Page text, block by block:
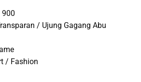
900
/ Ujung Gagang Abu
/ Fashion